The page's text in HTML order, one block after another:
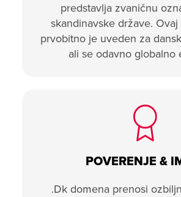
predstavlja zvaničnu
skandinavske države.
prvobitno je uveden za
ali se odavno globalno
POVERENJE &
.Dk domena prenosi